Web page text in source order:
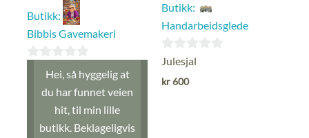
Butikk:
Bibbis Gavemakeri
Hei, så hyggelig at
du har funnet veien
hit, til min lille
butikk. Beklageligvis
Butikk:
Handarbeidsglede
0
ut
Julesjal
kr600